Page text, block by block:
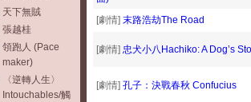
天下無賊
張越桂
領跑人 (Pace
maker)
〈逆轉人生〉
Intouchables/觸
[劇情] 末路浩劫The Road
[劇情] 忠犬小八Hachiko: A Dog’s
[劇情] 孔子：決戰春秋 Confucius